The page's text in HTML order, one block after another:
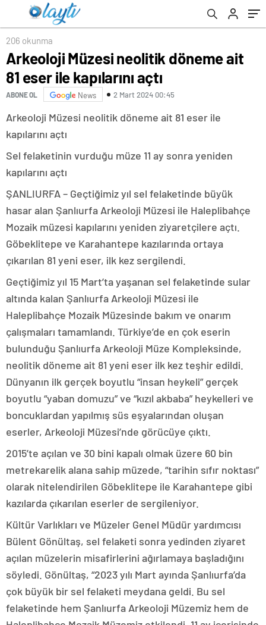
206 okunma
Arkeoloji Müzesi neolitik döneme ait
81 eser ile kapılarını açtı
ABONE OL News 2 Mart 2024 00:45
Arkeoloji Müzesi neolitik döneme ait 81 eser ile
kapılarını açtı
Sel felaketinin vurduğu müze 11 ay sonra yeniden
kapılarını açtı
ŞANLIURFA – Geçtiğimiz yıl sel felaketinde büyük
hasar alan Şanlıurfa Arkeoloji Müzesi ile Haleplibahçe
Mozaik müzesi kapılarını yeniden ziyaretçilere açtı.
Göbeklitepe ve Karahantepe kazılarında ortaya
çıkarılan 81 yeni eser, ilk kez sergilendi.
Geçtiğimiz yıl 15 Mart’ta yaşanan sel felaketinde sular
altında kalan Şanlıurfa Arkeoloji Müzesi ile
Haleplibahçe Mozaik Müzesinde bakım ve onarım
çalışmaları tamamlandı. Türkiye’de en çok eserin
bulunduğu Şanlıurfa Arkeoloji Müze Kompleksinde,
neolitik döneme ait 81 yeni eser ilk kez teşhir edildi.
Dünyanın ilk gerçek boyutlu “insan heykeli” gerçek
boyutlu “yaban domuzu” ve “kızıl akbaba” heykelleri ve
boncuklardan yapılmış süs eşyalarından oluşan
eserler, Arkeoloji Müzesi’nde görücüye çıktı.
2015’te açılan ve 30 bini kapalı olmak üzere 60 bin
metrekarelik alana sahip müzede, “tarihin sıfır noktası”
olarak nitelendirilen Göbeklitepe ile Karahantepe gibi
kazılarda çıkarılan eserler de sergileniyor.
Kültür Varlıkları ve Müzeler Genel Müdür yardımcısı
Bülent Gönültaş, sel felaketi sonra yedinden ziyaret
açılan müzelerin misafirlerini ağırlamaya başladığını
söyledi. Gönültaş, “2023 yılı Mart ayında Şanlıurfa’da
çok büyük bir sel felaketi meydana geldi. Bu sel
felaketinde hem Şanlıurfa Arkeoloji Müzemiz hem de